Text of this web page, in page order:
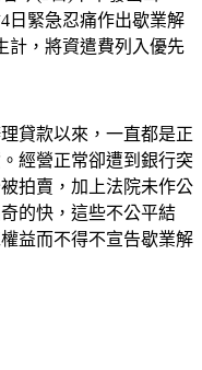
日緊急忍痛作出歇業解
計，將資遣費列入優先
貸款以來，一直都是正
經營正常卻遭到銀行突
拍賣，加上法院未作公
的快，這些不公平結
益而不得不宣告歇業解